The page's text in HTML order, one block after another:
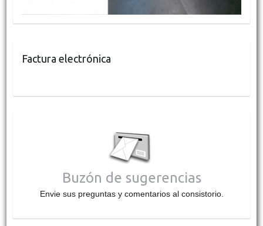
Factura electrónica
Buzón de sugerencias
Envie sus preguntas y comentarios al consistorio.